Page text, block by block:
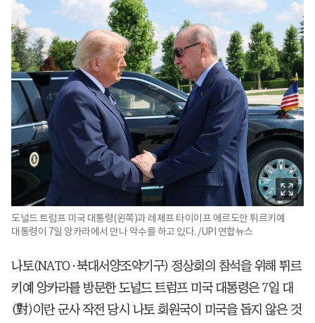
도널드 트럼프 미국 대통령(왼쪽)과 레제프 타이이프 에르도안 튀르키예
대통령이 7일 앙카라에서 만나 악수를 하고 있다. /UPI 연합뉴스
나토(NATO·북대서양조약기구) 정상회의 참석을 위해 튀르
키예 앙카라를 방문한 도널드 트럼프 미국 대통령은 7일 대
(對)이란 군사 작전 당시 나토 회원국이 미국을 돕지 않은 것